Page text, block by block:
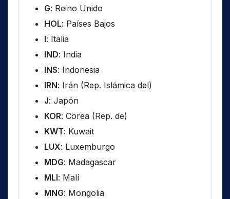
G: Reino Unido
HOL: Países Bajos
I: Italia
IND: India
INS: Indonesia
IRN: Irán (Rep. Islámica del)
J: Japón
KOR: Corea (Rep. de)
KWT: Kuwait
LUX: Luxemburgo
MDG: Madagascar
MLI: Malí
MNG: Mongolia